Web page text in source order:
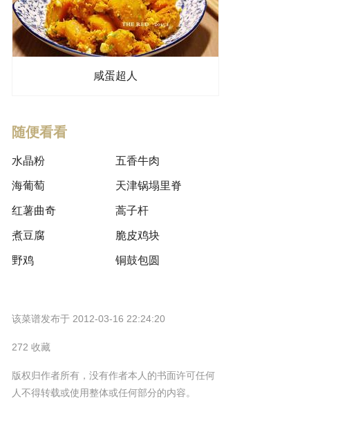
咸蛋超人
随便看看
水晶粉
海葡萄
红薯曲奇
煮豆腐
野鸡
五香牛肉
天津锅塌里脊
蒿子杆
脆皮鸡块
铜鼓包圆
该菜谱发布于 2012-03-16 22:24:20
272 收藏
版权归作者所有，没有作者本人的书面许可任何
人不得转载或使用整体或任何部分的内容。